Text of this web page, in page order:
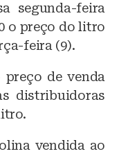
segunda-feira
o preço do litro
feira (9).
preço de venda
distribuidoras
vendida ao